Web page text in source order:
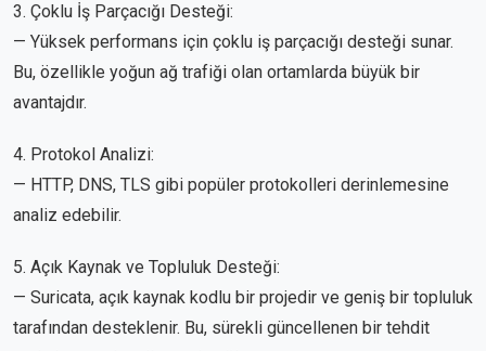
3. Çoklu İş Parçacığı Desteği:
— Yüksek performans için çoklu iş parçacığı desteği sunar.
Bu, özellikle yoğun ağ trafiği olan ortamlarda büyük bir
avantajdır.
4. Protokol Analizi:
— HTTP, DNS, TLS gibi popüler protokolleri derinlemesine
analiz edebilir.
5. Açık Kaynak ve Topluluk Desteği:
— Suricata, açık kaynak kodlu bir projedir ve geniş bir topluluk
tarafından desteklenir. Bu, sürekli güncellenen bir tehdit